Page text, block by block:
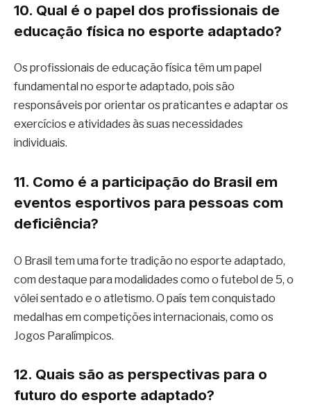
10. Qual é o papel dos profissionais de
educação física no esporte adaptado?
Os profissionais de educação física têm um papel
fundamental no esporte adaptado, pois são
responsáveis por orientar os praticantes e adaptar os
exercícios e atividades às suas necessidades
individuais.
11. Como é a participação do Brasil em
eventos esportivos para pessoas com
deficiência?
O Brasil tem uma forte tradição no esporte adaptado,
com destaque para modalidades como o futebol de 5, o
vôlei sentado e o atletismo. O país tem conquistado
medalhas em competições internacionais, como os
Jogos Paralímpicos.
12. Quais são as perspectivas para o
futuro do esporte adaptado?